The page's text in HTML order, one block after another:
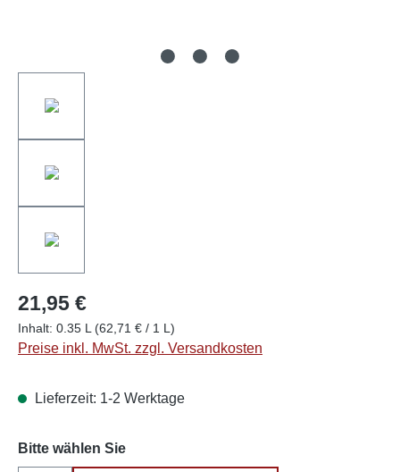
21,95 €
Inhalt: 0.35 L (62,71 € / 1 L)
Preise inkl. MwSt. zzgl. Versandkosten
Lieferzeit: 1-2 Werktage
Bitte wählen Sieauswählen